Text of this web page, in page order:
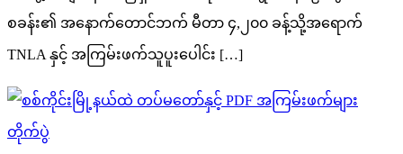
စခန်း၏ အနောက်တောင်ဘက် မီတာ ၄,၂၀၀ ခန့်သို့အရောက်
TNLA နှင့် အကြမ်းဖက်သူပူးပေါင်း […]